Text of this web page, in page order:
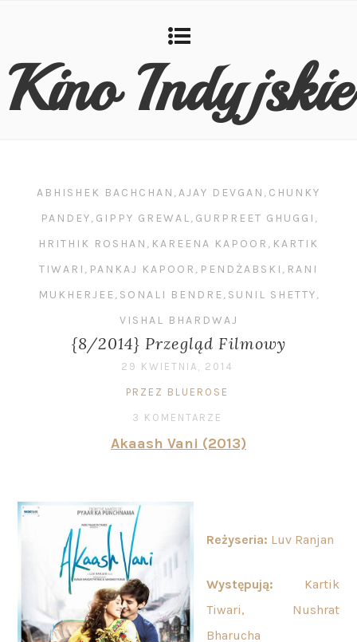
Kino Indyjskie
ABHISHEK BACHCHAN ,AJAY DEVGAN , CHUNKY
PANDEY, GIPPY GREWAL, GURPREET GHUGGI ,
HRITHIK ROSHAN , KAREENA KAPOOR , KARTIK
TIWARI , PANKAJ KAPOOR , PENDŻABSKI , RANI
MUKHERJEE, SONALI BENDRE, SUNIL SHETTY,
VISHAL BHARDWAJ
{8/2014} Przegląd Filmowy
29 KWIETNIA, 2014
PRZEZ BLUEROSE
3 KOMENTARZE
Akaash Vani (2013)
Reżyseria: Luv Ranjan
Występują: Kartik
Tiwari, Nushrat
Bharucha